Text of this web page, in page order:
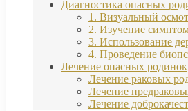
Диагностика опасных
1. Визуальный
2. Изучение
3. Использование
4. Проведение
Лечение опасных родинок
Лечение раковых
Лечение
Лечение